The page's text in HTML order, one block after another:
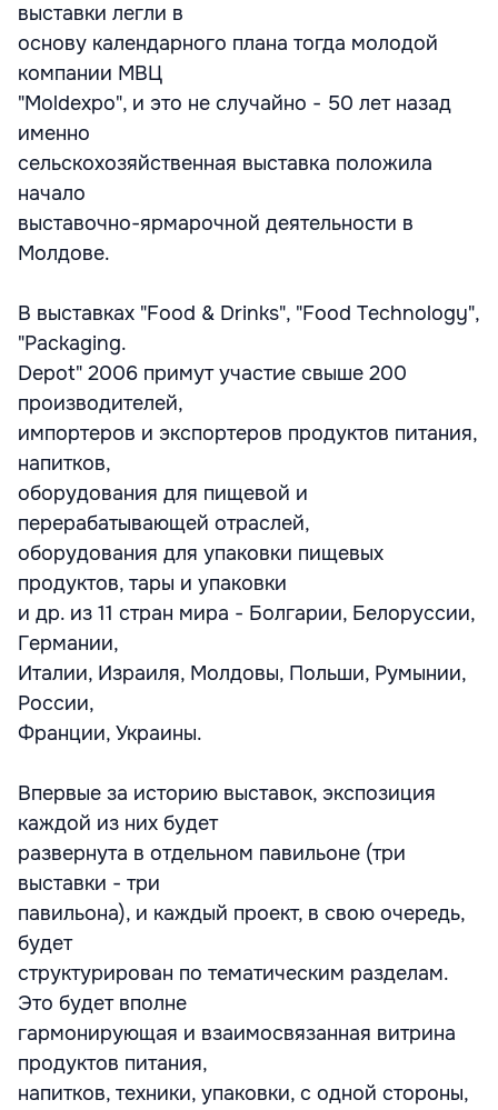
выставки легли в
основу календарного плана тогда молодой
компании МВЦ
"Moldexpo", и это не случайно - 50 лет назад
именно
сельскохозяйственная выставка положила
начало
выставочно-ярмарочной деятельности в
Молдове.
В выставках "Food & Drinks", "Food Technology",
"Packaging.
Depot" 2006 примут участие свыше 200
производителей,
импортеров и экспортеров продуктов питания,
напитков,
оборудования для пищевой и
перерабатывающей отраслей,
оборудования для упаковки пищевых
продуктов, тары и упаковки
и др. из 11 стран мира - Болгарии, Белоруссии,
Германии,
Италии, Израиля, Молдовы, Польши, Румынии,
России,
Франции, Украины.
Впервые за историю выставок, экспозиция
каждой из них будет
развернута в отдельном павильоне (три
выставки - три
павильона), и каждый проект, в свою очередь,
будет
структурирован по тематическим разделам.
Это будет вполне
гармонирующая и взаимосвязанная витрина
продуктов питания,
напитков, техники, упаковки, с одной стороны,